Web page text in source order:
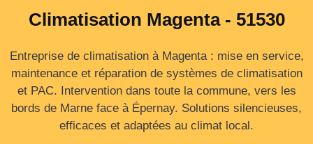
Climatisation Magenta - 51530
Entreprise de climatisation à Magenta : mise en service,
maintenance et réparation de systèmes de climatisation
et PAC. Intervention dans toute la commune, vers les
bords de Marne face à Épernay. Solutions silencieuses,
efficaces et adaptées au climat local.